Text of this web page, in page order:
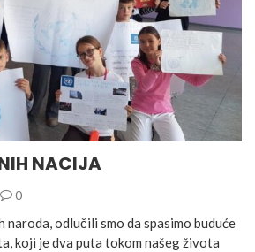
NACIJA
0
naroda, odlučili smo da spasimo buduće
koji je dva puta tokom našeg života